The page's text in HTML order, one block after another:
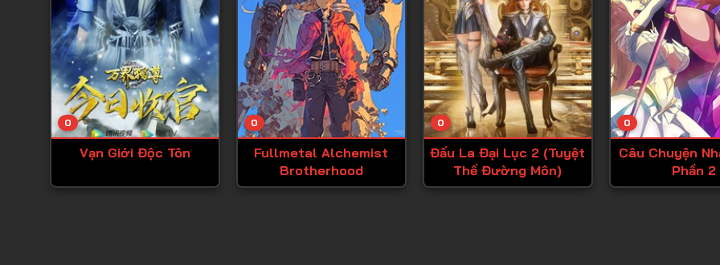
Tập 22
Tập 23
Tập 24
Tập 25
Tập 26
Tập 27
Tập 28
0
Vạn Giới Độc Tôn
0
Fullmetal Alchemist
Brotherhood
0
Đấu La Đại Lục 2 (Tuyệt
Thế Đường Môn)
0
Câu Chuyện
Phần 2